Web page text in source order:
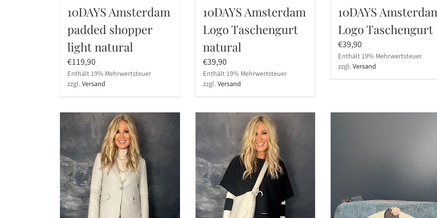
10DAYS Amsterdam
padded shopper
light natural
€119,90
Enthält 19% Mehrwertsteuer
zzgl.Versand
10DAYS Amsterdam
Logo Taschengurt
natural
€39,90
Enthält 19% Mehrwertsteuer
zzgl.Versand
10DAYS
Logo Taschengurt
€39,90
Enthält 19% Mehrwertsteuer
zzgl.Versand